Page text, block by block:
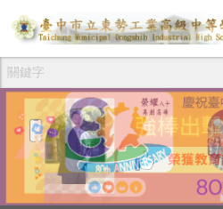
跳
到
要
內
區